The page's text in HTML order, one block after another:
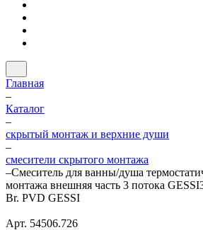
Главная
–
Каталог
–
скрытый монтаж и верхние души
–
смесители скрытого монтажа
–Смеситель для ванны/душа
монтажа внешняя часть 3 потока
Br. PVD GESSI
Арт. 54506.726